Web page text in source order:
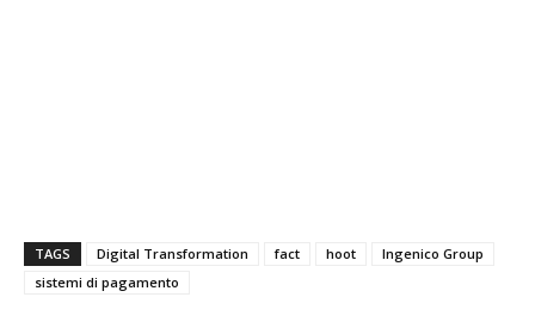
TAGS Digital Transformation fact hoot
Ingenico Group
sistemi di pagamento